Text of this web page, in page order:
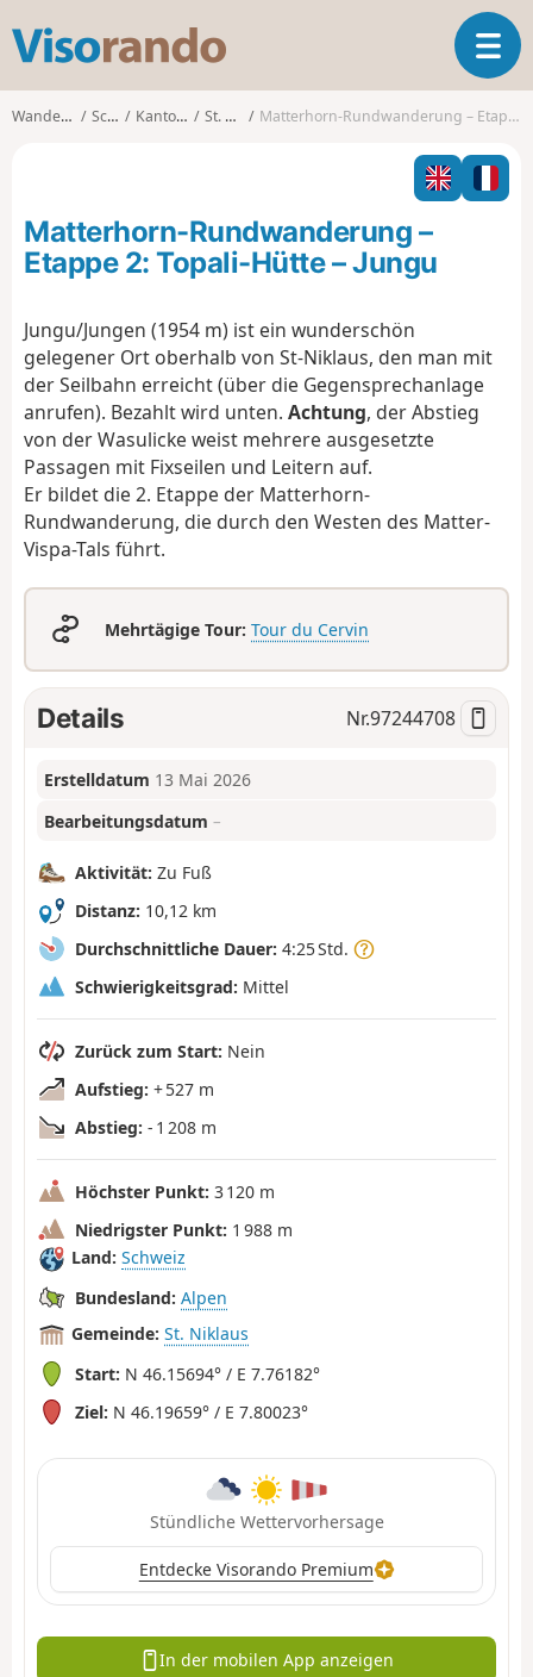
s
o
T
o
g
l
n
t
Wanderungen Schweiz Kanton Wallis St. Niklaus Matterhorn-Rundwanderung – Etappe 2: Topali-Hütte – Jungu
Matterhorn-Rundwanderung –
Etappe 2: Topali-Hütte – Jungu
Jungu/Jungen (1954 m) ist ein wunderschön
gelegener Ort oberhalb von St-Niklaus, den man mit
der Seilbahn erreicht (über die Gegensprechanlage
anrufen). Bezahlt wird unten. Achtung, der Abstieg
von der Wasulicke weist mehrere ausgesetzte
Passagen mit Fixseilen und Leitern auf.
Er bildet die 2. Etappe der Matterhorn-
Rundwanderung, die durch den Westen des Matter-
Vispa-Tals führt.
Mehrtägige Tour: Tour du Cervin
Details Nr.97244708
Erstelldatum 13 Mai 2026
Bearbeitungsdatum –
Aktivität: Zu Fuß
Distanz: 10,12 km
Durchschnittliche Dauer: 4:25 Std.
Schwierigkeitsgrad: Mittel
Zurück zum Start: Nein
Aufstieg: + 527 m
Abstieg: - 1 208 m
Höchster Punkt: 3 120 m
Niedrigster Punkt: 1 988 m
Land: Schweiz
Bundesland: Alpen
Gemeinde: St. Niklaus
Start: N 46.15694° / E 7.76182°
Ziel: N 46.19659° / E 7.80023°
Stündliche Wettervorhersage
Entdecke Visorando Premium
In der mobilen App anzeigen